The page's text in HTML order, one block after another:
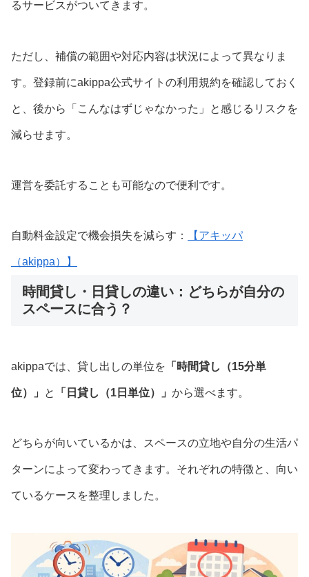
るサービスがついてきます。
ただし、補償の範囲や対応内容は状況によって異なりま
す。登録前にakippa公式サイトの利用規約を確認しておく
と、後から「こんなはずじゃなかった」と感じるリスクを
減らせます。
運営を委託することも可能なので便利です。
自動料金設定で機会損失を減らす： 【アキッパ
（akippa）】
時間貸し・日貸しの違い：どちらが自分の
スペースに合う？
akippaでは、貸し出しの単位を 「時間貸し（15分単
位）」 と 「日貸し（1日単位）」 から選べます。
どちらが向いているかは、スペースの立地や自分の生活パ
ターンによって変わってきます。それぞれの特徴と、向い
ているケースを整理しました。